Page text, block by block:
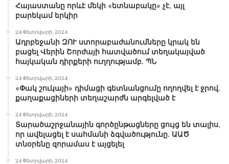
Հայաստանը որևէ մեկի «ետնաբակը» չէ, այլ
բարեկամ երկիր
24 Փետրվարի, 2024
Ադրբեջանի ԶՈՒ ստորաբաժանումները կրակ են
բացել Վերին Շորժայի հատվածում տեղակայված
հայկական դիրքերի ուղղությամբ. ՊՆ
24 Փետրվարի, 2024
«Փակ շուկայի» դիմացի գետնանցումը ողողվել է ջրով.
քաղաքացիների տեղաշարժն արգելված է
24 Փետրվարի, 2024
Տարածաշրջանային գործընթացները ցույց են տալիս,
որ ավելացել է սահմանի ձգվածությունը. ԱԱԾ
տնօրենը զորամաս է այցելել
24 Փետրվարի, 2024